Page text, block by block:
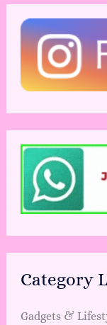
Category
Gadgets &